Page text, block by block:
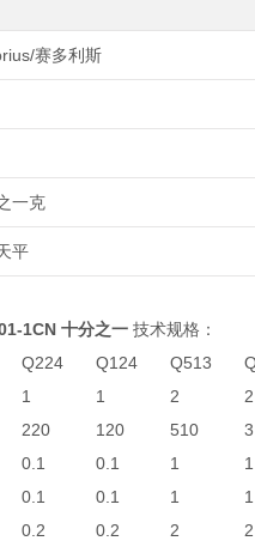
赛多利斯
一克
平
1CN 十分之一 技术规格：
Q224 Q124 Q513
1 1 2
2
220 120 510
0.1 0.1 1
1
0.1 0.1 1
1
0.2 0.2 2
2